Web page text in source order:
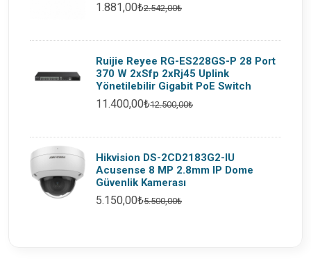
1.881,00₺2.542,00₺
Ruijie Reyee RG-ES228GS-P 28 Port
370 W 2xSfp 2xRj45 Uplink
Yönetilebilir Gigabit PoE Switch
11.400,00₺12.500,00₺
Hikvision DS-2CD2183G2-IU
Acusense 8 MP 2.8mm IP Dome
Güvenlik Kamerası
5.150,00₺5.500,00₺